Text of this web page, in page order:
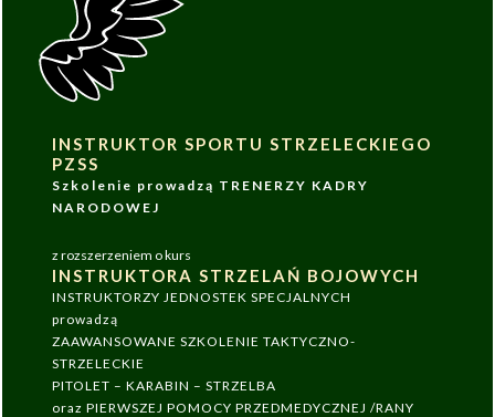
INSTRUKTOR SPORTU STRZELECKIEGO
PZSS
Szkolenie prowadzą TRENERZY KADRY
NARODOWEJ
z rozszerzeniem o kurs
INSTRUKTORA STRZELAŃ BOJOWYCH
INSTRUKTORZY JEDNOSTEK SPECJALNYCH
prowadzą
ZAAWANSOWANE SZKOLENIE TAKTYCZNO-
STRZELECKIE
PITOLET – KARABIN – STRZELBA
oraz PIERWSZEJ POMOCY PRZEDMEDYCZNEJ /RANY